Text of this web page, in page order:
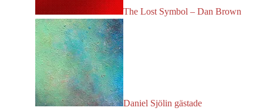
The Lost Symbol – Dan Brown
Daniel Sjölin gästade